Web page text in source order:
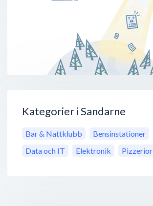
Kategorier i Sandarne
Bar & Nattklubb Bensinstationer
Data och IT
Elektronik Pizzerior